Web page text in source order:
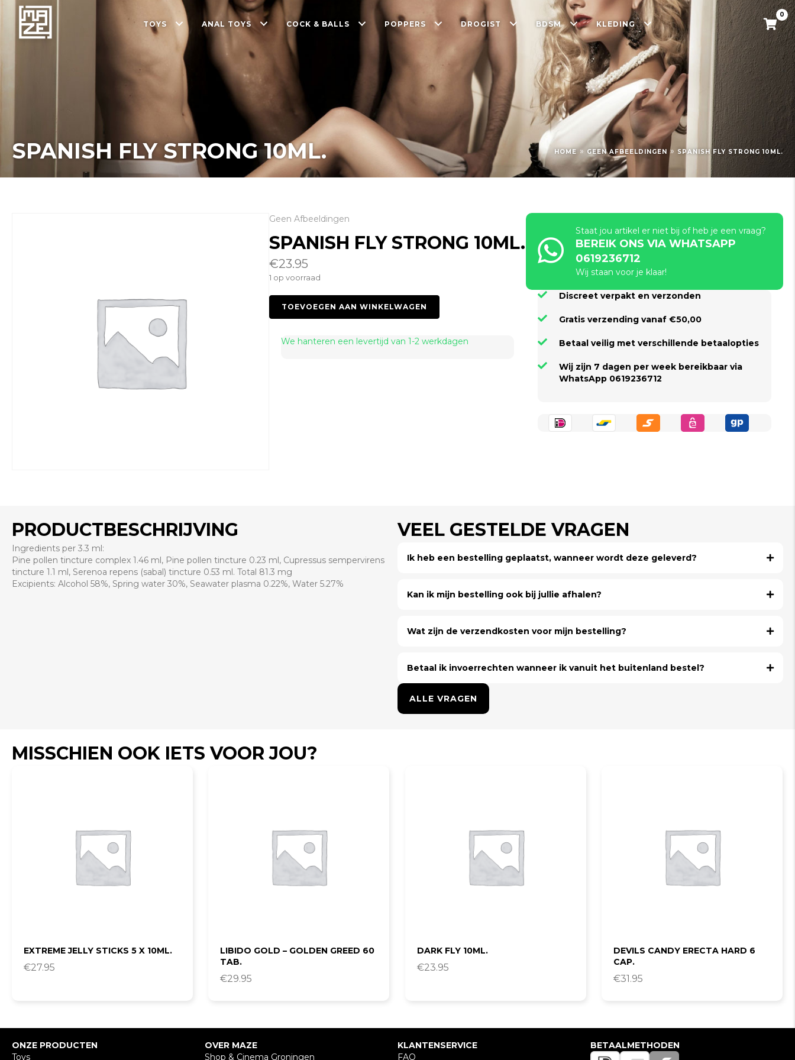
TOYS ANAL TOYS COCK & BALLS POPPERS DROGIST BDSM KLEDING
0
SPANISH FLY STRONG 10ML. HOME » GEEN AFBEELDINGEN » SPANISH FLY STRONG 10ML.
Geen Afbeeldingen
SPANISH FLY STRONG 10ML.
€23.95
1 op voorraad
Spanish
10ml.
aantal
TOEVOEGEN AAN WINKELWAGEN
We hanteren een levertijd van 1-2 werkdagen
Staat jou artikel er niet bij of heb je een vraag?
BEREIK ONS VIA WHATSAPP
0619236712
Wij staan voor je klaar!
Discreet verpakt en verzonden
Gratis verzending vanaf €50,00
Betaal veilig met verschillende betaalopties
Wij zijn 7 dagen per week bereikbaar via
WhatsApp 0619236712
PRODUCTBESCHRIJVING
Ingredients per 3.3 ml:
Pine pollen tincture complex 1.46 ml, Pine pollen tincture 0.23 ml, Cupressus sempervirens
tincture 1.1 ml, Serenoa repens (sabal) tincture 0.53 ml. Total 81.3 mg
Excipients: Alcohol 58%, Spring water 30%, Seawater plasma 0.22%, Water 5.27%
VEEL GESTELDE VRAGEN
Ik heb een bestelling geplaatst, wanneer wordt deze geleverd?
Kan ik mijn bestelling ook bij jullie afhalen?
Wat zijn de verzendkosten voor mijn bestelling?
Betaal ik invoerrechten wanneer ik vanuit het buitenland bestel?
ALLE VRAGEN
MISSCHIEN OOK IETS VOOR JOU?
EXTREME JELLY STICKS 5 X 10ML.
€27.95
LIBIDO GOLD – GOLDEN GREED 60
TAB.
€29.95
DARK FLY 10ML.
€23.95
DEVILS CANDY ERECTA HARD 6
CAP.
€31.95
ONZE PRODUCTEN
Toys
OVER MAZE
Shop & Cinema Groningen
KLANTENSERVICE
FAQ
BETAALMETHODEN